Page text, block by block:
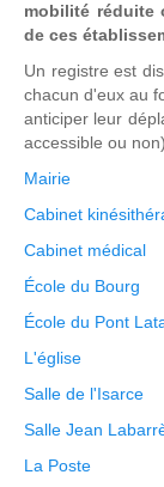
mobilité réduite
de ces
Un registre est
chacun d'eux au
anticiper leur
accessible ou non).
Mairie
Cabinet
Cabinet médical
École du Bourg
École du Pont
L'église
Salle de l'Isarce
Salle Jean
La Poste